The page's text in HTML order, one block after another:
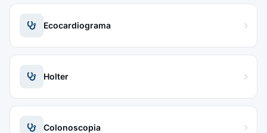
Ecocardiograma
Holter
Colonoscopia